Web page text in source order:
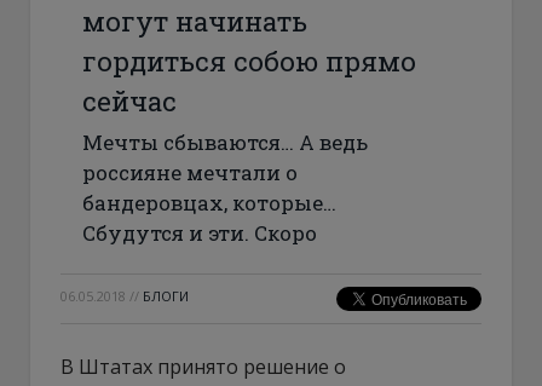
могут начинать
гордиться собою прямо
сейчас
Мечты сбываются… А ведь
россияне мечтали о
бандеровцах, которые…
Сбудутся и эти. Скоро
06.05.2018 // БЛОГИ
В Штатах принято решение о